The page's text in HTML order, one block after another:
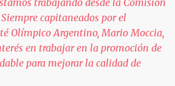
capitaneados por el
Olímpico Argentino, Mario Moccia,
en trabajar en la promoción de
para mejorar la calidad de